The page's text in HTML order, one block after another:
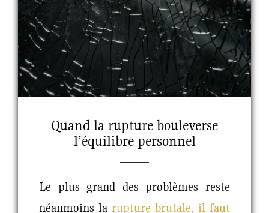
Quand la rupture bouleverse
l’équilibre personnel
Le plus grand des problèmes reste
néanmoins la rupture brutale, il faut